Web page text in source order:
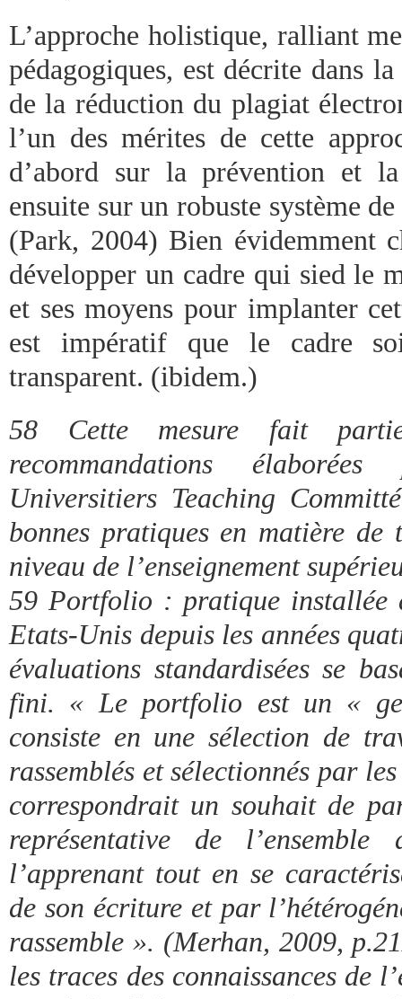
L’approche holistique, ralliant
pédagogiques, est décrite dans
de la réduction du plagiat
l’un des mérites de cette
d’abord sur la prévention et la
ensuite sur un robuste système
(Park, 2004) Bien évidemment
développer un cadre qui sied le
et ses moyens pour implanter
est impératif que le cadre
transparent. (ibidem.)
58 Cette mesure fait
recommandations
Universitiers Teaching
bonnes pratiques en matière de
niveau de l’enseignement
59 Portfolio : pratique installée
Etats-Unis depuis les années
évaluations standardisées se
fini. « Le portfolio est un «
consiste en une sélection de
rassemblés et sélectionnés par
correspondrait un souhait de
représentative de
l’apprenant tout en se
de son écriture et par
rassemble ». (Merhan, 2009,
les traces des connaissances de